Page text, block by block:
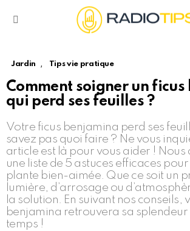
Jardin , Tips vie pratique
Comment soigner un
qui perd ses feuilles ?
Votre ficus benjamina perd ses
savez pas quoi faire ? Ne vous
article est là pour vous aider ! Nous
une liste de 5 astuces efficaces
plante bien-aimée. Que ce soit un
lumière, d’arrosage ou
la solution. En suivant nos conseils,
benjamina retrouvera sa splendeur
temps !